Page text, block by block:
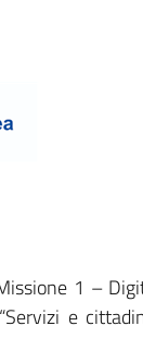
1 –
e